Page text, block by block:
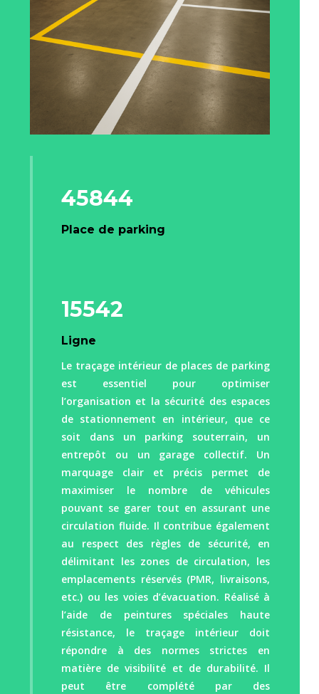
45844
Place de parking
15542
Ligne
Le traçage intérieur de places de parking
est essentiel pour optimiser
l’organisation et la sécurité des espaces
de stationnement en intérieur, que ce
soit dans un parking souterrain, un
entrepôt ou un garage collectif. Un
marquage clair et précis permet de
maximiser le nombre de véhicules
pouvant se garer tout en assurant une
circulation fluide. Il contribue également
au respect des règles de sécurité, en
délimitant les zones de circulation, les
emplacements réservés (PMR, livraisons,
etc.) ou les voies d’évacuation. Réalisé à
l’aide de peintures spéciales haute
résistance, le traçage intérieur doit
répondre à des normes strictes en
matière de visibilité et de durabilité. Il
peut être complété par des